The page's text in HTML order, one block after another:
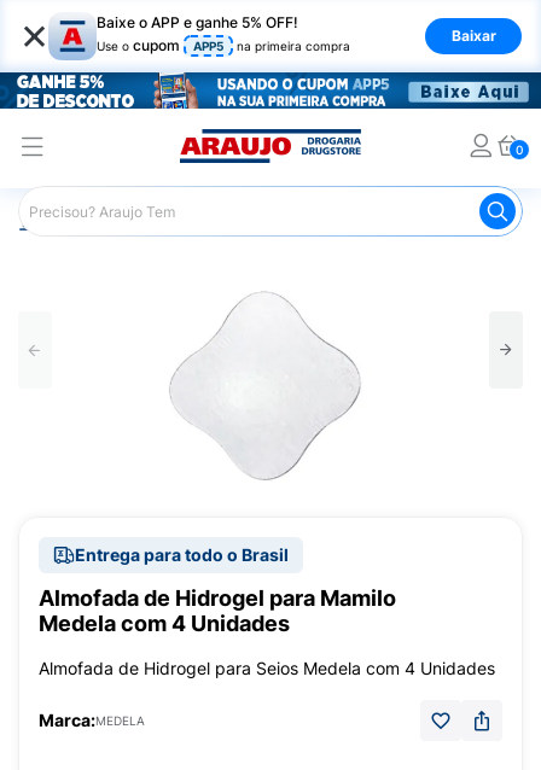
× Baixe o APP e ganhe 5% OFF!
Use o cupom APP5 na primeira compra
Baixar
0
Araujo Infantil Acessórios para Alimentação Infantil
Entrega para todo o Brasil
Almofada de Hidrogel para Mamilo
Medela com 4 Unidades
Almofada de Hidrogel para Seios Medela com 4 Unidades
Marca:MEDELA